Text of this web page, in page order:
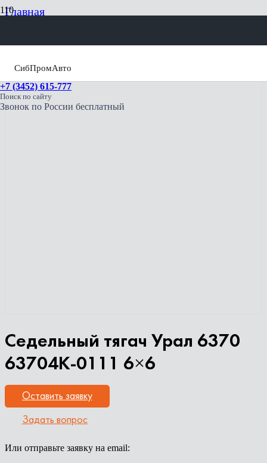
СибПромАвто
+7 (3452) 615-777
Поиск по сайту
Звонок по России бесплатный
Главная
Седельный тягач Урал 6370
63704К-0111 6×6
Оставить заявку
Задать вопрос
Или отправьте заявку на email: